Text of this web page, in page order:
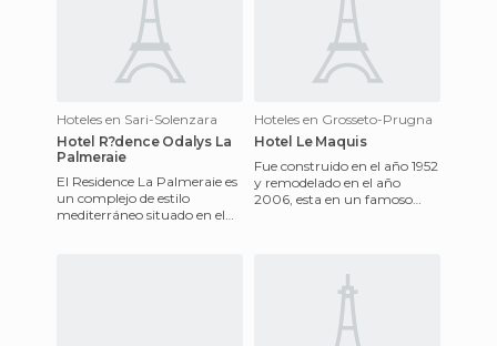
Hoteles en Sari-Solenzara
Hotel R?dence Odalys La
Palmeraie
El Residence La Palmeraie es
un complejo de estilo
mediterráneo situado en el
Hoteles en Grosseto-Prugna
Hotel Le Maquis
Fue construido en el año 1952
y remodelado en el año
2006, esta en un famoso